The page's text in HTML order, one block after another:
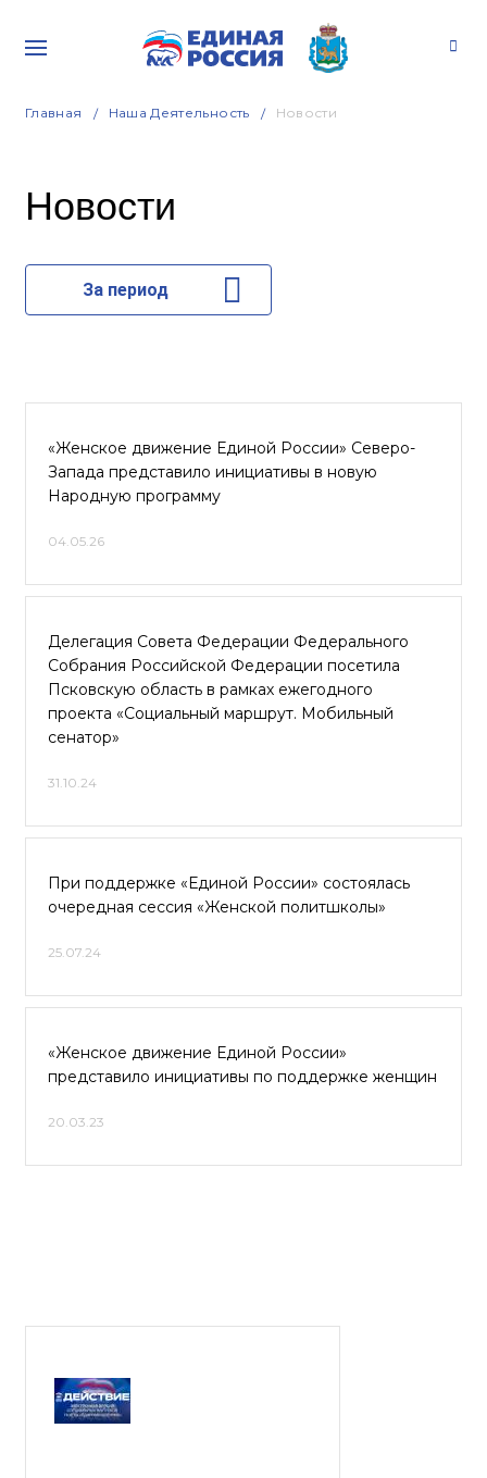
Главная Наша Деятельность Новости
Новости
За период
«Женское движение Единой России» Северо-
Запада представило инициативы в новую
Народную программу
04.05.26
Делегация Совета Федерации Федерального
Собрания Российской Федерации посетила
Псковскую область в рамках ежегодного
проекта «Социальный маршрут. Мобильный
сенатор»
31.10.24
При поддержке «Единой России» состоялась
очередная сессия «Женской политшколы»
25.07.24
«Женское движение Единой России»
представило инициативы по поддержке женщин
20.03.23